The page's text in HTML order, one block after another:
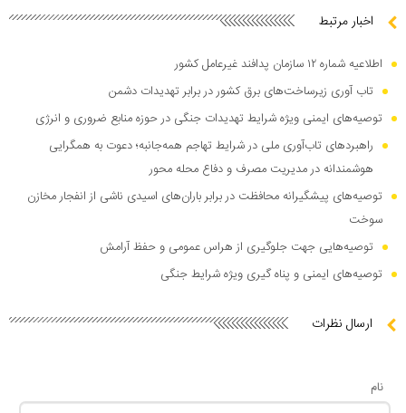
اخبار مرتبط
اطلاعیه شماره ۱۲ سازمان پدافند غیرعامل کشور
تاب آوری زیرساخت‌های برق کشور در برابر تهدیدات دشمن
توصیه‌های ایمنی ویژه شرایط تهدیدات جنگی در حوزه منابع ضروری و انرژی
راهبرد‌های تاب‌آوری ملی در شرایط تهاجم همه‌جانبه؛ دعوت به همگرایی
هوشمندانه در مدیریت مصرف و دفاع محله محور
توصیه‌های پیشگیرانه محافظت در برابر باران‌های اسیدی ناشی از انفجار مخازن
سوخت
توصیه‌هایی جهت جلوگیری از هراس عمومی و حفظ آرامش
توصیه‌های ایمنی و پناه گیری ویژه شرایط جنگی
ارسال نظرات
نام